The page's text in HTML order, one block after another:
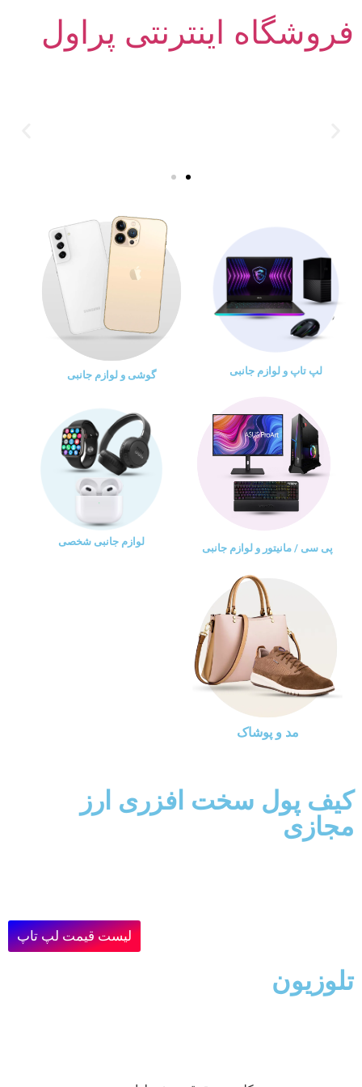
فروشگاه اینترنتی پراول
لپ تاپ و لوازم جانبی گوشی و لوازم جانبی
پی سی / مانیتور و لوازم جانبی
لوازم جانبی شخصی
مد و پوشاک
کیف پول سخت افزری ارز
مجازی
لیست قیمت لپ تاپ
تلوزیون